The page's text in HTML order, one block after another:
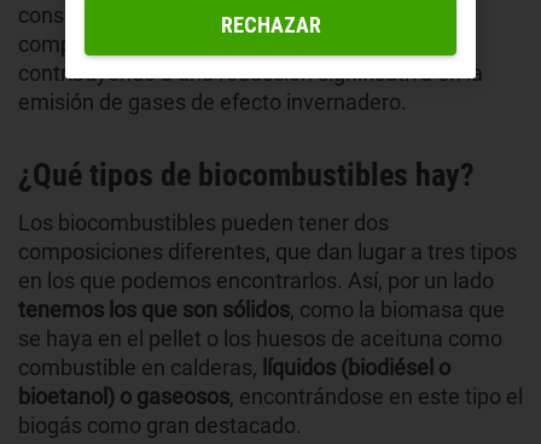
considerablemente más sostenibles en
comparación con los combustibles fósiles,
contribuyendo a una reducción significativa en la
emisión de gases de efecto invernadero.
¿Qué tipos de biocombustibles hay?
Los biocombustibles pueden tener dos
composiciones diferentes, que dan lugar a tres tipos
en los que podemos encontrarlos. Así, por un lado
tenemos los que son sólidos, como la biomasa que
se haya en el pellet o los huesos de aceituna como
combustible en calderas, líquidos (biodiésel o
bioetanol) o gaseosos, encontrándose en este tipo el
biogás como gran destacado.
RECHAZAR